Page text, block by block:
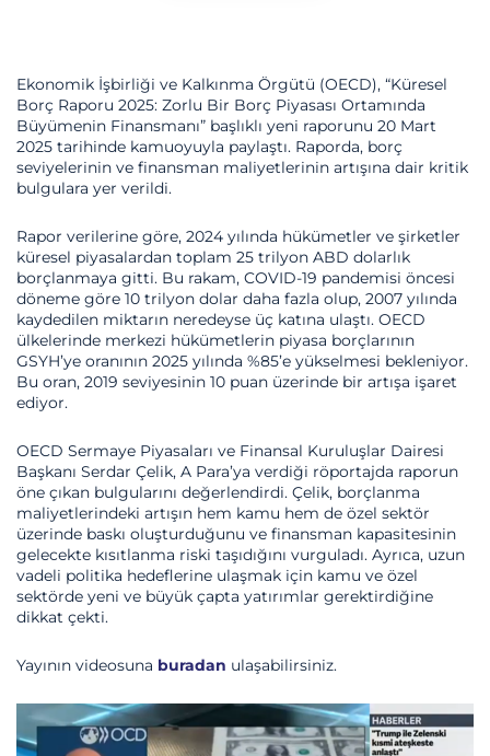
Ekonomik İşbirliği ve Kalkınma Örgütü (OECD), “Küresel
Borç Raporu 2025: Zorlu Bir Borç Piyasası Ortamında
Büyümenin Finansmanı” başlıklı yeni raporunu 20 Mart
2025 tarihinde kamuoyuyla paylaştı. Raporda, borç
seviyelerinin ve finansman maliyetlerinin artışına dair kritik
bulgulara yer verildi.
Rapor verilerine göre, 2024 yılında hükümetler ve şirketler
küresel piyasalardan toplam 25 trilyon ABD dolarlık
borçlanmaya gitti. Bu rakam, COVID-19 pandemisi öncesi
döneme göre 10 trilyon dolar daha fazla olup, 2007 yılında
kaydedilen miktarın neredeyse üç katına ulaştı. OECD
ülkelerinde merkezi hükümetlerin piyasa borçlarının
GSYH’ye oranının 2025 yılında %85’e yükselmesi bekleniyor.
Bu oran, 2019 seviyesinin 10 puan üzerinde bir artışa işaret
ediyor.
OECD Sermaye Piyasaları ve Finansal Kuruluşlar Dairesi
Başkanı Serdar Çelik, A Para’ya verdiği röportajda raporun
öne çıkan bulgularını değerlendirdi. Çelik, borçlanma
maliyetlerindeki artışın hem kamu hem de özel sektör
üzerinde baskı oluşturduğunu ve finansman kapasitesinin
gelecekte kısıtlanma riski taşıdığını vurguladı. Ayrıca, uzun
vadeli politika hedeflerine ulaşmak için kamu ve özel
sektörde yeni ve büyük çapta yatırımlar gerektirdiğine
dikkat çekti.
Yayının videosuna buradan ulaşabilirsiniz.